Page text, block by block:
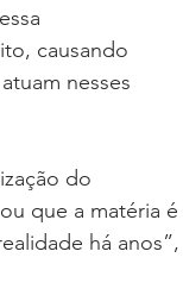
causando
nesses
do
que a matéria é
há anos”,